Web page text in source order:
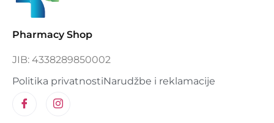
Pharmacy Shop
JIB: 4338289850002
Politika privatnostiNarudžbe i reklamacije